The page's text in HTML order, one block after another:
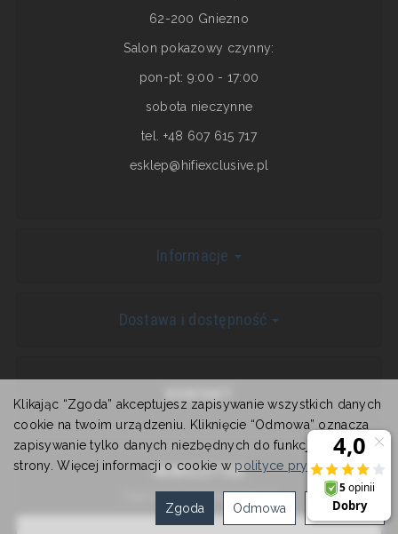
62-200 Gniezno
Salon pokazowy czynny:
pon-pt: 9:00 - 17:00
sobota nieczynne
tel. +48 607 615 717
esklep@hifiexclusive.pl
Informacje
Dostawa i dostępność
NEWSLETTER
Zapisz się do newslettera
Klikając “Zgoda” akceptujesz zapisywanie wszystkich danych
cookie na twoim urządzeniu. Kliknięcie “Odmowa” oznacza
zapisywanie tylko danych niezbędnych do funkcjonowania
strony. Więcej informacji o cookie w polityce prywatności.
Ustawienia
Odmowa
Zgoda